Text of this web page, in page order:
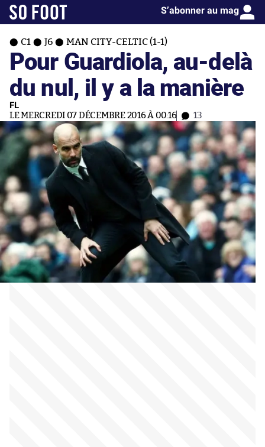
S’abonner au mag
C1 J6 MAN CITY-CELTIC (1-1)
Pour Guardiola, au-delà
du nul, il y a la manière
FL
LE MERCREDI 07 DÉCEMBRE 2016 À 00:16 13